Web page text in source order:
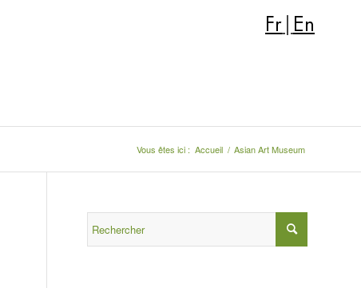
Fr En
Vous êtes ici : Accueil / Asian Art Museum